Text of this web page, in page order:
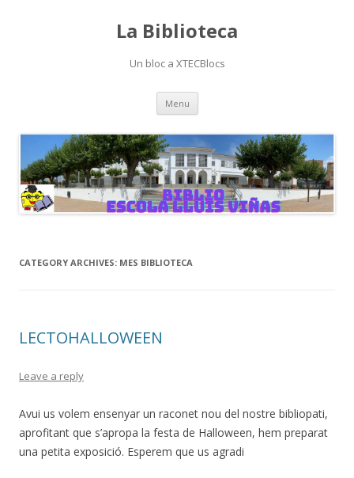
La Biblioteca
Un bloc a XTECBlocs
Menu Skip
content
CATEGORY ARCHIVES: MES BIBLIOTECA
LECTOHALLOWEEN
Leave a reply
Avui us volem ensenyar un raconet nou del nostre bibliopati,
aprofitant que s’apropa la festa de Halloween, hem preparat
una petita exposició. Esperem que us agradi